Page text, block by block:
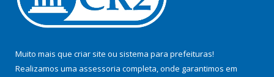
Muito mais que criar site ou sistema para prefeituras!
Realizamos uma assessoria completa, onde garantimos em